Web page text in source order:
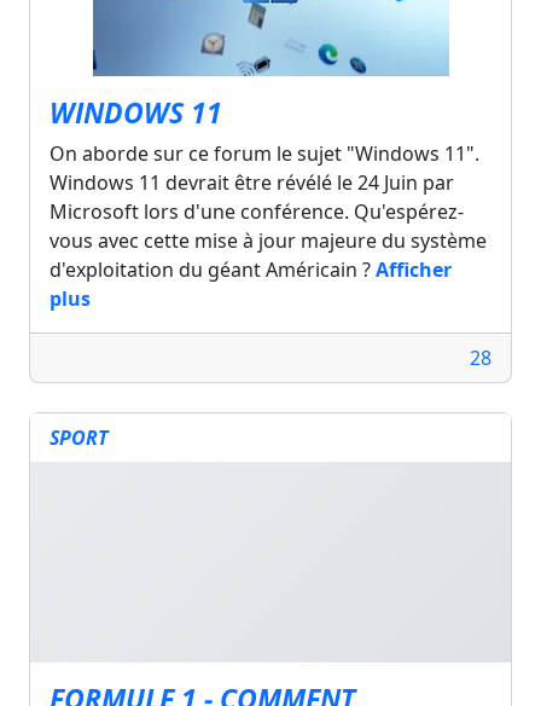
WINDOWS 11
On aborde sur ce forum le sujet "Windows 11".
Windows 11 devrait être révélé le 24 Juin par
Microsoft lors d'une conférence. Qu'espérez-
vous avec cette mise à jour majeure du système
d'exploitation du géant Américain ?Afficher
plus
28
SPORT